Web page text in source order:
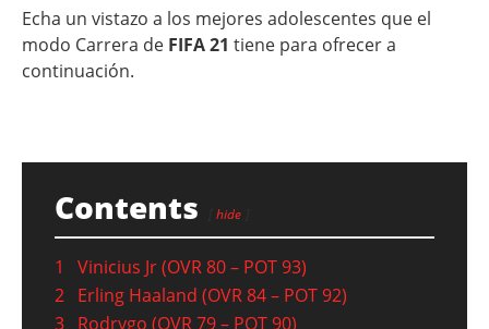
Echa un vistazo a los mejores adolescentes que el
modo Carrera de FIFA 21 tiene para ofrecer a
continuación.
Contents hide
1
Vinicius Jr (OVR 80 – POT 93)
2 Erling Haaland (OVR 84 – POT 92)
3 Rodrygo (OVR 79 – POT 90)